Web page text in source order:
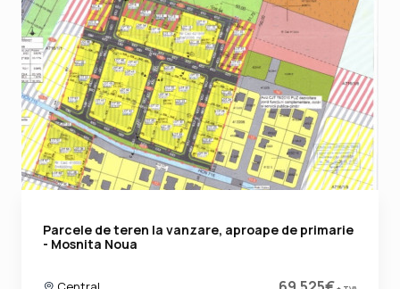
Parcele de teren la vanzare, aproape de primarie
- Mosnita Noua